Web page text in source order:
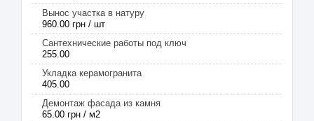
Вынос участка в натуру
960.00 грн / шт
Сантехнические работы под ключ
255.00
Укладка керамогранита
405.00
Демонтаж фасада из камня
65.00 грн / м2